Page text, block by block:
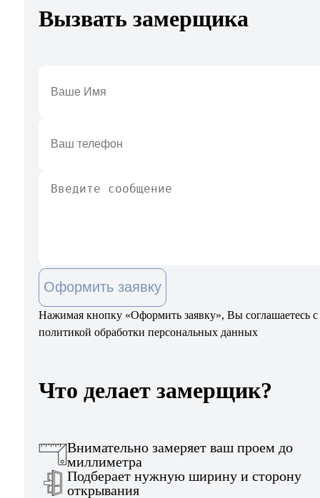
Вызвать замерщика
Оформить заявку
Нажимая кнопку «Оформить заявку», Вы соглашаетесь с
политикой обработки персональных данных
Что делает замерщик?
Внимательно замеряет ваш проем до
миллиметра
Подберает нужную ширину и сторону
открывания